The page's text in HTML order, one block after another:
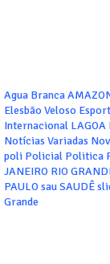
Agua Branca
Elesbão Veloso
Internacional LAGOA
Notícias Variadas
poli Policial Politica
JANEIRO RIO
PAULOsauSAUDÊ
Grande